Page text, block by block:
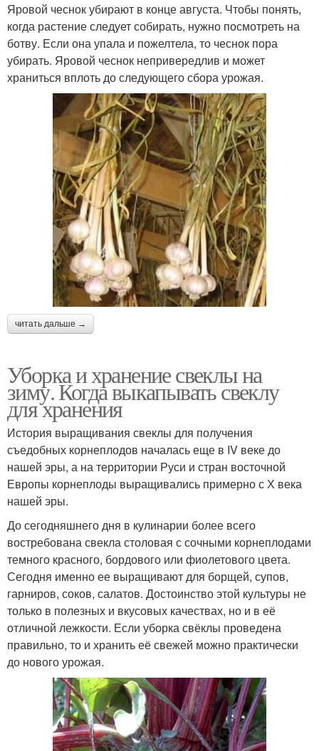
Яровой чеснок убирают в конце августа. Чтобы понять,
когда растение следует собирать, нужно посмотреть на
ботву. Если она упала и пожелтела, то чеснок пора
убирать. Яровой чеснок непривередлив и может
храниться вплоть до следующего сбора урожая.
читать дальше →
Уборка и хранение свеклы на
зиму. Когда выкапывать свеклу
для хранения
История выращивания свеклы для получения
съедобных корнеплодов началась еще в IV веке до
нашей эры, а на территории Руси и стран восточной
Европы корнеплоды выращивались примерно с Х века
нашей эры.
До сегодняшнего дня в кулинарии более всего
востребована свекла столовая с сочными корнеплодами
темного красного, бордового или фиолетового цвета.
Сегодня именно ее выращивают для борщей, супов,
гарниров, соков, салатов. Достоинство этой культуры не
только в полезных и вкусовых качествах, но и в её
отличной лежкости. Если уборка свёклы проведена
правильно, то и хранить её свежей можно практически
до нового урожая.